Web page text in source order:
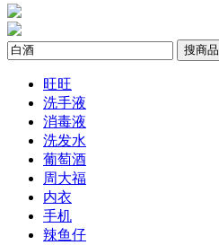
搜商品
旺旺
洗手液
消毒液
洗发水
葡萄酒
周大福
内衣
手机
辣鱼仔